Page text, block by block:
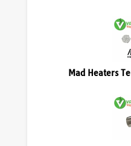
Mad Heaters